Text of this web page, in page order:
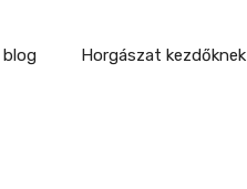
blog Horgászat kezdőknek